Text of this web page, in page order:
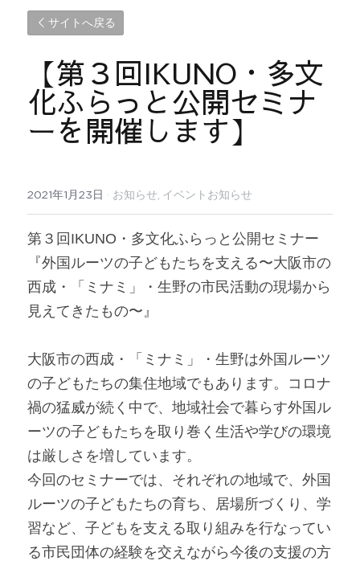
サイトへ戻る
【第３回IKUNO・多文
化ふらっと公開セミナ
ーを開催します】
2021年1月23日 · お知らせ, イベントお知らせ
第３回IKUNO・多文化ふらっと公開セミナー
『外国ルーツの子どもたちを支える〜大阪市の
西成・「ミナミ」・生野の市民活動の現場から
見えてきたもの〜』
大阪市の西成・「ミナミ」・生野は外国ルーツ
の子どもたちの集住地域でもあります。コロナ
禍の猛威が続く中で、地域社会で暮らす外国ル
ーツの子どもたちを取り巻く生活や学びの環境
は厳しさを増しています。
今回のセミナーでは、それぞれの地域で、外国
ルーツの子どもたちの育ち、居場所づくり、学
習など、子どもを支える取り組みを行なってい
る市民団体の経験を交えながら今後の支援の方